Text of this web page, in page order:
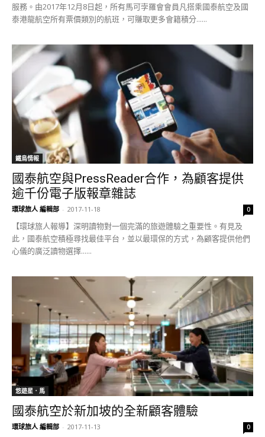
服務。由2017年12月8日起，所有馬可孛羅會會員凡搭乘國泰航空及國
泰港龍航空所有票價類別的航班，可賺取更多會籍積分......
鐵鳥情報
國泰航空與PressReader合作，為顧客提供
逾千份電子版報章雜誌
環球旅人 編輯部 - 2017-11-18 0
【環球旅人報導】深明讀物對一個完滿的旅遊體驗之重要性。有見及
此，國泰航空積極尋找最佳平台，並以最環保的方式，為顧客提供他們
心儀的廣泛讀物選擇......
悠遊星．馬
國泰航空於新加坡的全新顧客體驗
環球旅人 編輯部 - 2017-11-13 0